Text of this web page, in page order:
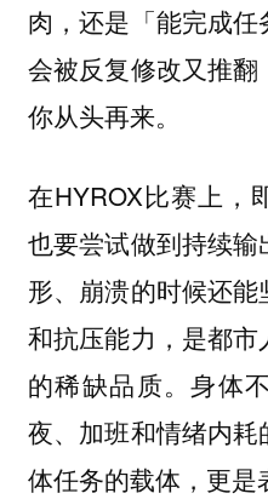
肉，还是「能完成
会被反复修改又推
你从头再来。
在HYROX比赛上，
也要尝试做到持续
形、崩溃的时候还
和抗压能力，是都
的稀缺品质。身体
夜、加班和情绪内
体任务的载体，更是